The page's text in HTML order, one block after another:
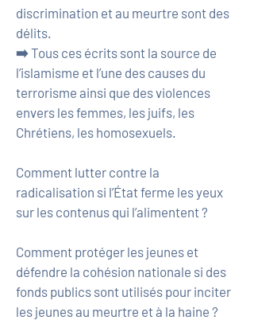
discrimination et au meurtre sont des
délits.
➡️ Tous ces écrits sont la source de
l’islamisme et l’une des causes du
terrorisme ainsi que des violences
envers les femmes, les juifs, les
Chrétiens, les homosexuels.
Comment lutter contre la
radicalisation si l’État ferme les yeux
sur les contenus qui l’alimentent ?
Comment protéger les jeunes et
défendre la cohésion nationale si des
fonds publics sont utilisés pour inciter
les jeunes au meurtre et à la haine ?